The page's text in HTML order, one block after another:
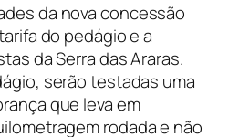
da nova concessão
do pedágio e a
da Serra das Araras.
serão testadas uma
que leva em
rodada e não